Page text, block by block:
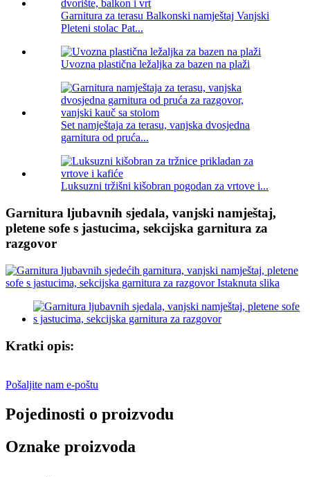
Garnitura za terasu Balkonski namještaj Vanjski
Pleteni stolac Pat...
Uvozna plastična ležaljka za bazen na plaži
Set namještaja za terasu, vanjska dvosjedna
garnitura od pruća...
Luksuzni tržišni kišobran pogodan za vrtove i...
Garnitura ljubavnih sjedala, vanjski namještaj,
pletene sofe s jastucima, sekcijska garnitura za
razgovor
Kratki opis:
Pošaljite nam e-poštu
Pojedinosti o proizvodu
Oznake proizvoda